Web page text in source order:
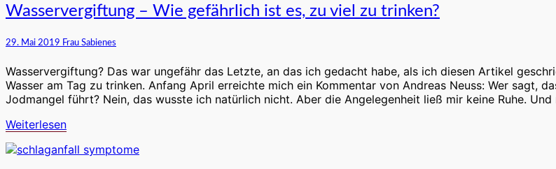
Wasservergiftung
–
Wie
gefährlich
ist
es,
zu
viel
zu
trinken?
Wasservergiftung – Wie gefährlich ist es, zu viel zu trinken?
29. Mai 2019 Frau Sabienes
Wasservergiftung? Das war ungefähr das Letzte, an das ich gedacht habe, als ich diesen Artikel
Wasser am Tag zu trinken. Anfang April erreichte mich ein Kommentar von Andreas Neuss: Wer sagt,
Jodmangel führt? Nein, das wusste ich natürlich nicht. Aber die Angelegenheit ließ mir keine Ruhe.
WeiterlesenWeiterlesen